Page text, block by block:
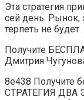
Эта стратегия
сей день. Рынок,
терпеть не будет.
Получите
Дмитрия
8e438 Получите
СТРАТЕГИЯ ДВА